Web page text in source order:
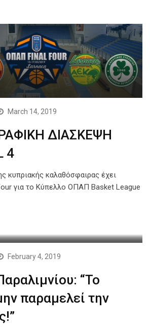
March 14, 2019
ΔΙΑΣΚΕΨΗ
4
κυπριακής καλαθόσφαιρας έχει
για το Κύπελλο ΟΠΑΠ Basket League
February 4, 2019
“Το
παραμελεί την